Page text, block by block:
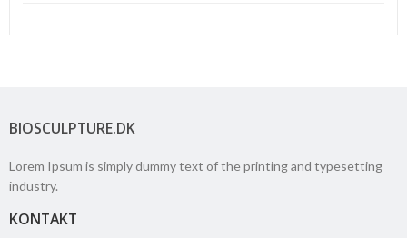
BIOSCULPTURE.DK
Lorem Ipsum is simply dummy text of the printing and typesetting
industry.
KONTAKT